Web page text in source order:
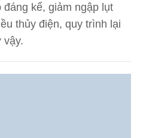
kể, giảm ngập lụt
thủy điện, quy trình lại
vậy.